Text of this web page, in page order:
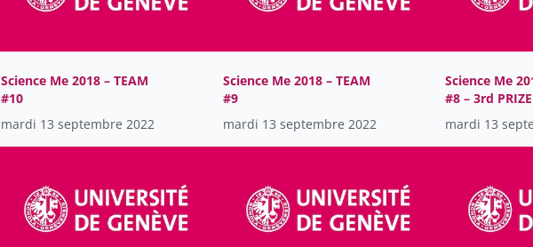
Science Me 2018 – TEAM
#10
mardi 13 septembre 2022
Science Me 2018 – TEAM
#9
mardi 13 septembre 2022
Science Me
#8 – 3rd PRIZE
mardi 13